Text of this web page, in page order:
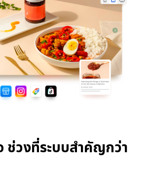
ช่วงที่ระบบสำคัญกว่า